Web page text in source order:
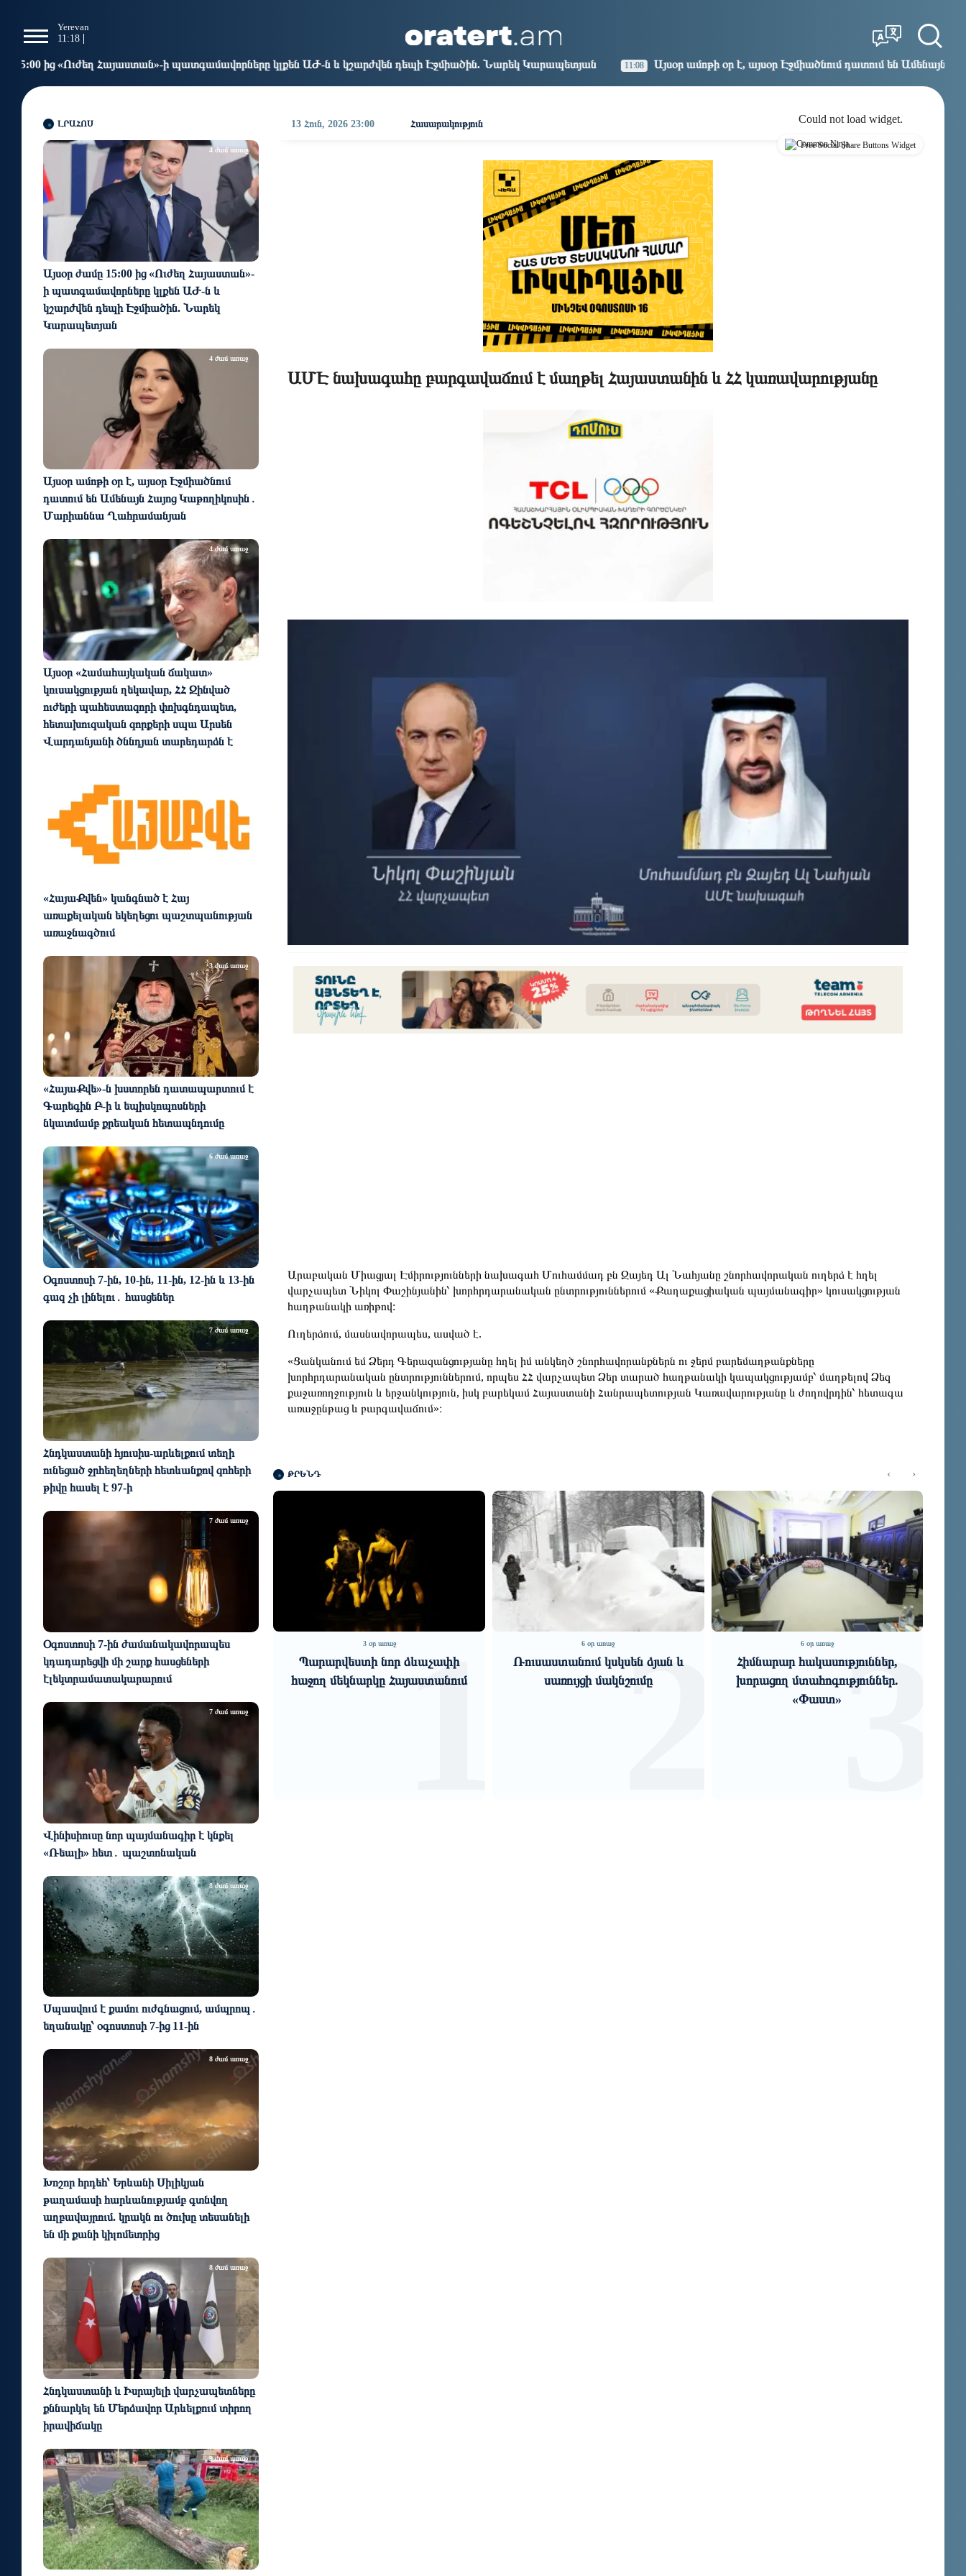
Yerevan
11:18
Los Angeles
00:18
Beijing
15:18
Հայաստան»-ի պատգամավորները կլքեն ԱԺ-ն և կշարժվեն դեպի Էջմիածին. Նարեկ Կարապետյան 11:08 Այսօր ամոթի օր է, այսօր Էջմիածնում դատում են Ամենայն Հայոց
ԼՐԱՀՈՍ
Այսօր ժամը 15:00 ից «Ուժեղ Հայաստան»-
ի պատգամավորները կլքեն ԱԺ-ն և
կշարժվեն դեպի Էջմիածին. Նարեկ
Կարապետյան
4 ժամ առաջ
Այսօր ամոթի օր է, այսօր Էջմիածնում
դատում են Ամենայն Հայոց Կաթողիկոսին․
Մարիաննա Ղահրամանյան
4 ժամ առաջ
Այսօր «Համահայկական ճակատ»
կուսակցության ղեկավար, ՀՀ Զինված
ուժերի պահեստազորի փոխգնդապետ,
հետախուզական զորքերի սպա Արսեն
Վարդանյանի ծննդյան տարեդարձն է
4 ժամ առաջ
«ՀայաՔվեն» կանգնած է Հայ
առաքելական եկեղեցու պաշտպանության
առաջնագծում
«ՀայաՔվե»-ն խստորեն դատապարտում է
Գարեգին Բ-ի և եպիսկոպոսների
նկատմամբ քրեական հետապնդումը
3 ժամ առաջ
Օգոստոսի 7-ին, 10-ին, 11-ին, 12-ին և 13-ին
գազ չի լինելու․ հասցեներ
6 ժամ առաջ
Հնդկաստանի հյուսիս-արևելքում տեղի
ունեցած ջրհեղեղների հետևանքով զոհերի
թիվը հասել է 97-ի
7 ժամ առաջ
Օգոստոսի 7-ին ժամանակավորապես
կդադարեցվի մի շարք հասցեների
էլեկտրամատակարարում
7 ժամ առաջ
Վինիսիուսը նոր պայմանագիր է կնքել
«Ռեալի» հետ․ պաշտոնական
7 ժամ առաջ
Սպասվում է քամու ուժգնացում, ամպրոպ․
եղանակը՝ օգոստոսի 7-ից 11-ին
8 ժամ առաջ
Խոշոր հրդեհ՝ Երևանի Սիլիկյան
թաղամասի հարևանությամբ գտնվող
աղբավայրում. կրակն ու ծուխը տեսանելի
են մի քանի կիլոմետրից
8 ժամ առաջ
Հնդկաստանի և Իսրայելի վարչապետները
քննարկել են Մերձավոր Արևելքում տիրող
իրավիճակը
8 ժամ առաջ
9 ժամ առաջ
13 Հուն, 2026 23:00 Հասարակություն Could not load widget.
Free Social Share Buttons Widget
ԱՄԷ նախագահը բարգավաճում է մաղթել Հայաստանին և ՀՀ կառավարությանը
Արաբական Միացյալ Էմիրությունների նախագահ Մուհամմադ բն Զայեդ Ալ Նահյանը շնորհավորական ուղերձ է հղել
վարչապետ Նիկոլ Փաշինյանին՝ խորհրդարանական ընտրություններում «Քաղաքացիական պայմանագիր» կուսակցության
հաղթանակի առիթով:
Ուղերձում, մասնավորապես, ասված է.
«Ցանկանում եմ Ձերդ Գերազանցությանը հղել իմ անկեղծ շնորհավորանքներն ու ջերմ բարեմաղթանքները
խորհրդարանական ընտրություններում, որպես ՀՀ վարչապետ Ձեր տարած հաղթանակի կապակցությամբ՝ մաղթելով Ձեզ
քաջառողջություն և երջանկություն, իսկ բարեկամ Հայաստանի Հանրապետության Կառավարությանը և ժողովրդին՝ հետագա
առաջընթաց և բարգավաճում»։
ԹՐԵՆԴ
7 օր առաջ
Չանե՞նք բարեգործություն. Իր
պես մարդ բռնենք ու
երեխաներին ամիսներով առանց
հայր թողնենք․ Նարեկ
Կարապե...
10 3 օր առաջ
Պարարվեստի նոր ձևաչափի
հաջող մեկնարկը Հայաստանում
1 6 օր առաջ
Ռուսաստանում կսկսեն ձյան և
սառույցի մակնշումը2 6 օր առաջ
Հիմնարար հակասություններ,
խորացող մտահոգություններ.
«Փաստ»3
‹ ›